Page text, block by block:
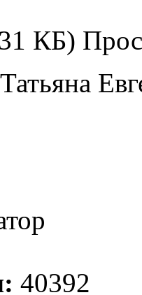
КБ)
40392